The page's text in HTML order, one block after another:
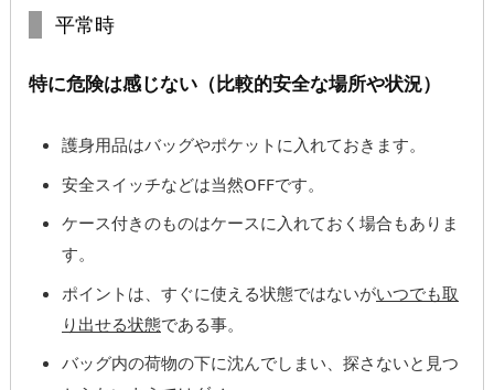
平常時
特に危険は感じない（比較的安全な場所や状況）
護身用品はバッグやポケットに入れておきます。
安全スイッチなどは当然OFFです。
ケース付きのものはケースに入れておく場合もありま
す。
ポイントは、すぐに使える状態ではないがいつでも取
り出せる状態である事。
バッグ内の荷物の下に沈んでしまい、探さないと見つ